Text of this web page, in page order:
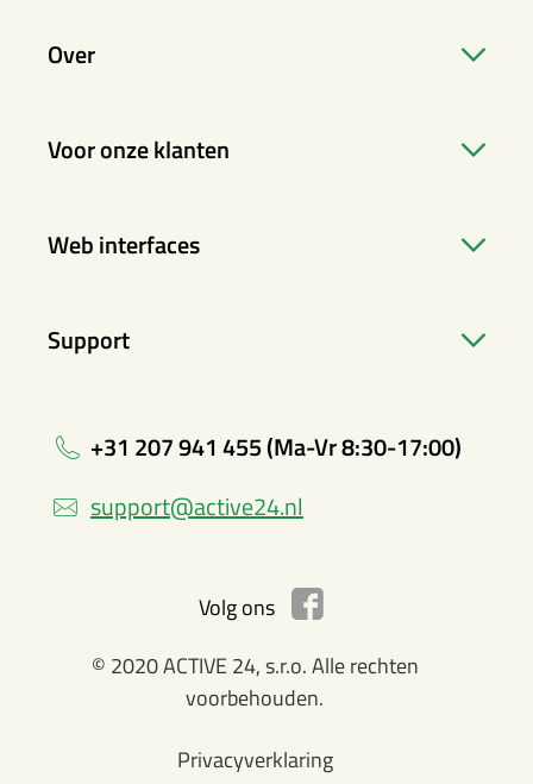
Over
Voor onze klanten
Web interfaces
Support
+31 207 941 455 (Ma-Vr 8:30-17:00)
support@active24.nl
Volg ons
© 2020 ACTIVE 24, s.r.o. Alle rechten
voorbehouden.
Privacyverklaring